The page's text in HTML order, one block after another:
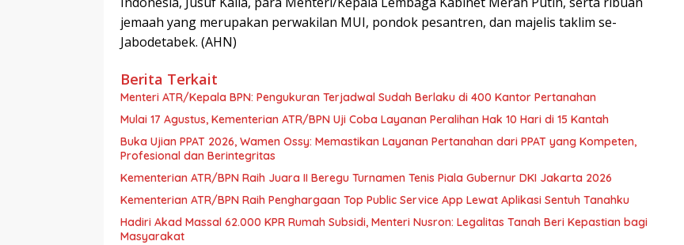
jemaah yang merupakan perwakilan MUI, pondok pesantren, dan majelis taklim se-
Jabodetabek. (AHN)
Berita Terkait
Menteri ATR/Kepala BPN: Pengukuran Terjadwal Sudah Berlaku di 400 Kantor Pertanahan
Mulai 17 Agustus, Kementerian ATR/BPN Uji Coba Layanan Peralihan Hak 10 Hari di 15 Kantah
Buka Ujian PPAT 2026, Wamen Ossy: Memastikan Layanan Pertanahan dari PPAT yang Kompeten,
Profesional dan Berintegritas
Kementerian ATR/BPN Raih Juara II Beregu Turnamen Tenis Piala Gubernur DKI Jakarta 2026
Kementerian ATR/BPN Raih Penghargaan Top Public Service App Lewat Aplikasi Sentuh Tanahku
Hadiri Akad Massal 62.000 KPR Rumah Subsidi, Menteri Nusron: Legalitas Tanah Beri Kepastian bagi
Masyarakat